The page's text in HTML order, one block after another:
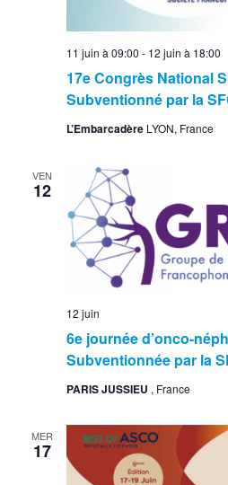
17e Congrès National
Subventionné par la
11 juin à 09:00 - 12 juin à 18:00
L’Embarcadère LYON, France
VEN
12
6e journée d’onco-
Subventionnée par la
12 juin
PARIS JUSSIEU , France
MER
17